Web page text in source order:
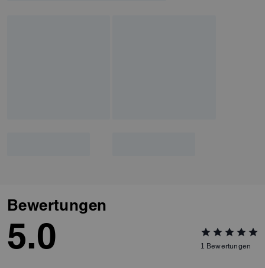
Bewertungen
5.0 1 Bewertungen